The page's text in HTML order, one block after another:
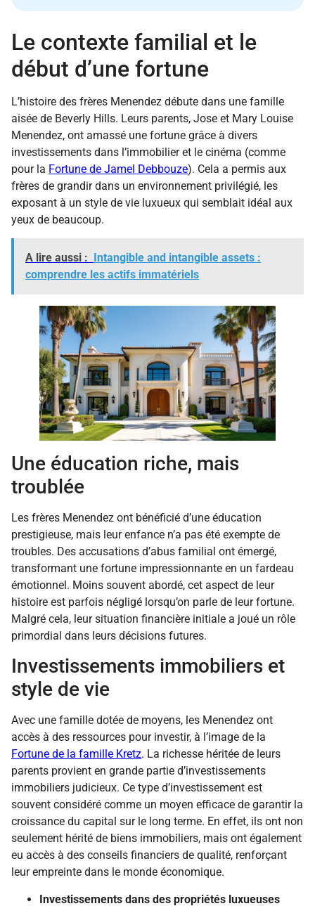
Le contexte familial et le
début d’une fortune
L’histoire des frères Menendez débute dans une famille
aisée de Beverly Hills. Leurs parents, Jose et Mary Louise
Menendez, ont amassé une fortune grâce à divers
investissements dans l’immobilier et le cinéma (comme
pour la Fortune de Jamel Debbouze). Cela a permis aux
frères de grandir dans un environnement privilégié, les
exposant à un style de vie luxueux qui semblait idéal aux
yeux de beaucoup.
A lire aussi : Intangible and intangible assets :
comprendre les actifs immatériels
Une éducation riche, mais
troublée
Les frères Menendez ont bénéficié d’une éducation
prestigieuse, mais leur enfance n’a pas été exempte de
troubles. Des accusations d’abus familial ont émergé,
transformant une fortune impressionnante en un fardeau
émotionnel. Moins souvent abordé, cet aspect de leur
histoire est parfois négligé lorsqu’on parle de leur fortune.
Malgré cela, leur situation financière initiale a joué un rôle
primordial dans leurs décisions futures.
Investissements immobiliers et
style de vie
Avec une famille dotée de moyens, les Menendez ont
accès à des ressources pour investir, à l’image de la
Fortune de la famille Kretz. La richesse héritée de leurs
parents provient en grande partie d’investissements
immobiliers judicieux. Ce type d’investissement est
souvent considéré comme un moyen efficace de garantir la
croissance du capital sur le long terme. En effet, ils ont non
seulement hérité de biens immobiliers, mais ont également
eu accès à des conseils financiers de qualité, renforçant
leur empreinte dans le monde économique.
Investissements dans des propriétés luxueuses